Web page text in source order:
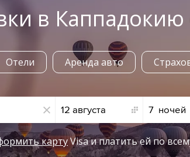
в Каппадокию
Отели Аренда авто
12 августа 7  ночей
картуVisa и платить ей по